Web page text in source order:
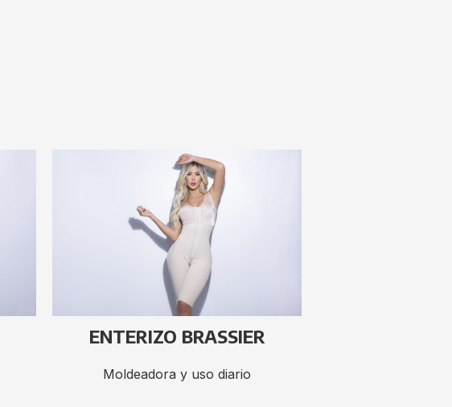
ENTERIZO BRASSIER
Moldeadora y uso diario